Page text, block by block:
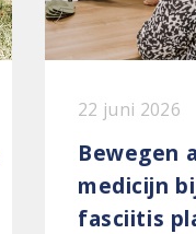
22 juni 2026
Bewegen
medicijn
fasciitis